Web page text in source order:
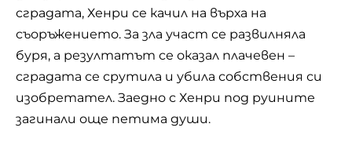
сградата, Хенри се качил на върха на
съоръжението. За зла участ се развилняла
буря, а резултатът се оказал плачевен –
сградата се срутила и убила собствения си
изобретател. Заедно с Хенри под руините
загинали още петима души.